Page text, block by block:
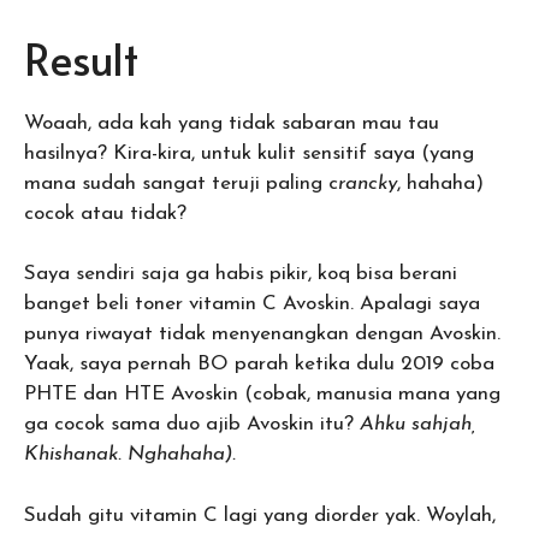
Result
Woaah, ada kah yang tidak sabaran mau tau
hasilnya? Kira-kira, untuk kulit sensitif saya (yang
mana sudah sangat teruji paling crancky, hahaha)
cocok atau tidak?
Saya sendiri saja ga habis pikir, koq bisa berani
banget beli toner vitamin C Avoskin. Apalagi saya
punya riwayat tidak menyenangkan dengan Avoskin.
Yaak, saya pernah BO parah ketika dulu 2019 coba
PHTE dan HTE Avoskin (cobak, manusia mana yang
ga cocok sama duo ajib Avoskin itu? Ahku sahjah,
Khishanak. Nghahaha).
Sudah gitu vitamin C lagi yang diorder yak. Woylah,